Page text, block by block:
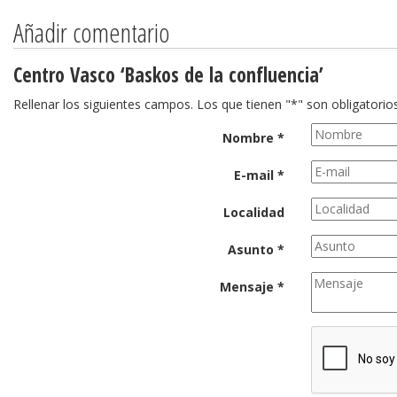
Añadir comentario
Centro Vasco ‘Baskos de la confluencia’
Rellenar los siguientes campos. Los que tienen "*" son
Nombre *
E-mail *
Localidad
Asunto *
Mensaje *